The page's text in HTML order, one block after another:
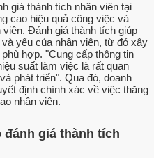
giá thành tích nhân viên tại
cao hiệu quả công việc và
Đánh giá thành tích giúp
yếu của nhân viên, từ đó xây
hợp. "Cung cấp thông tin
suất làm việc là rất quan
phát triển". Qua đó, doanh
định chính xác về việc thăng
nhân viên.
đánh giá thành tích